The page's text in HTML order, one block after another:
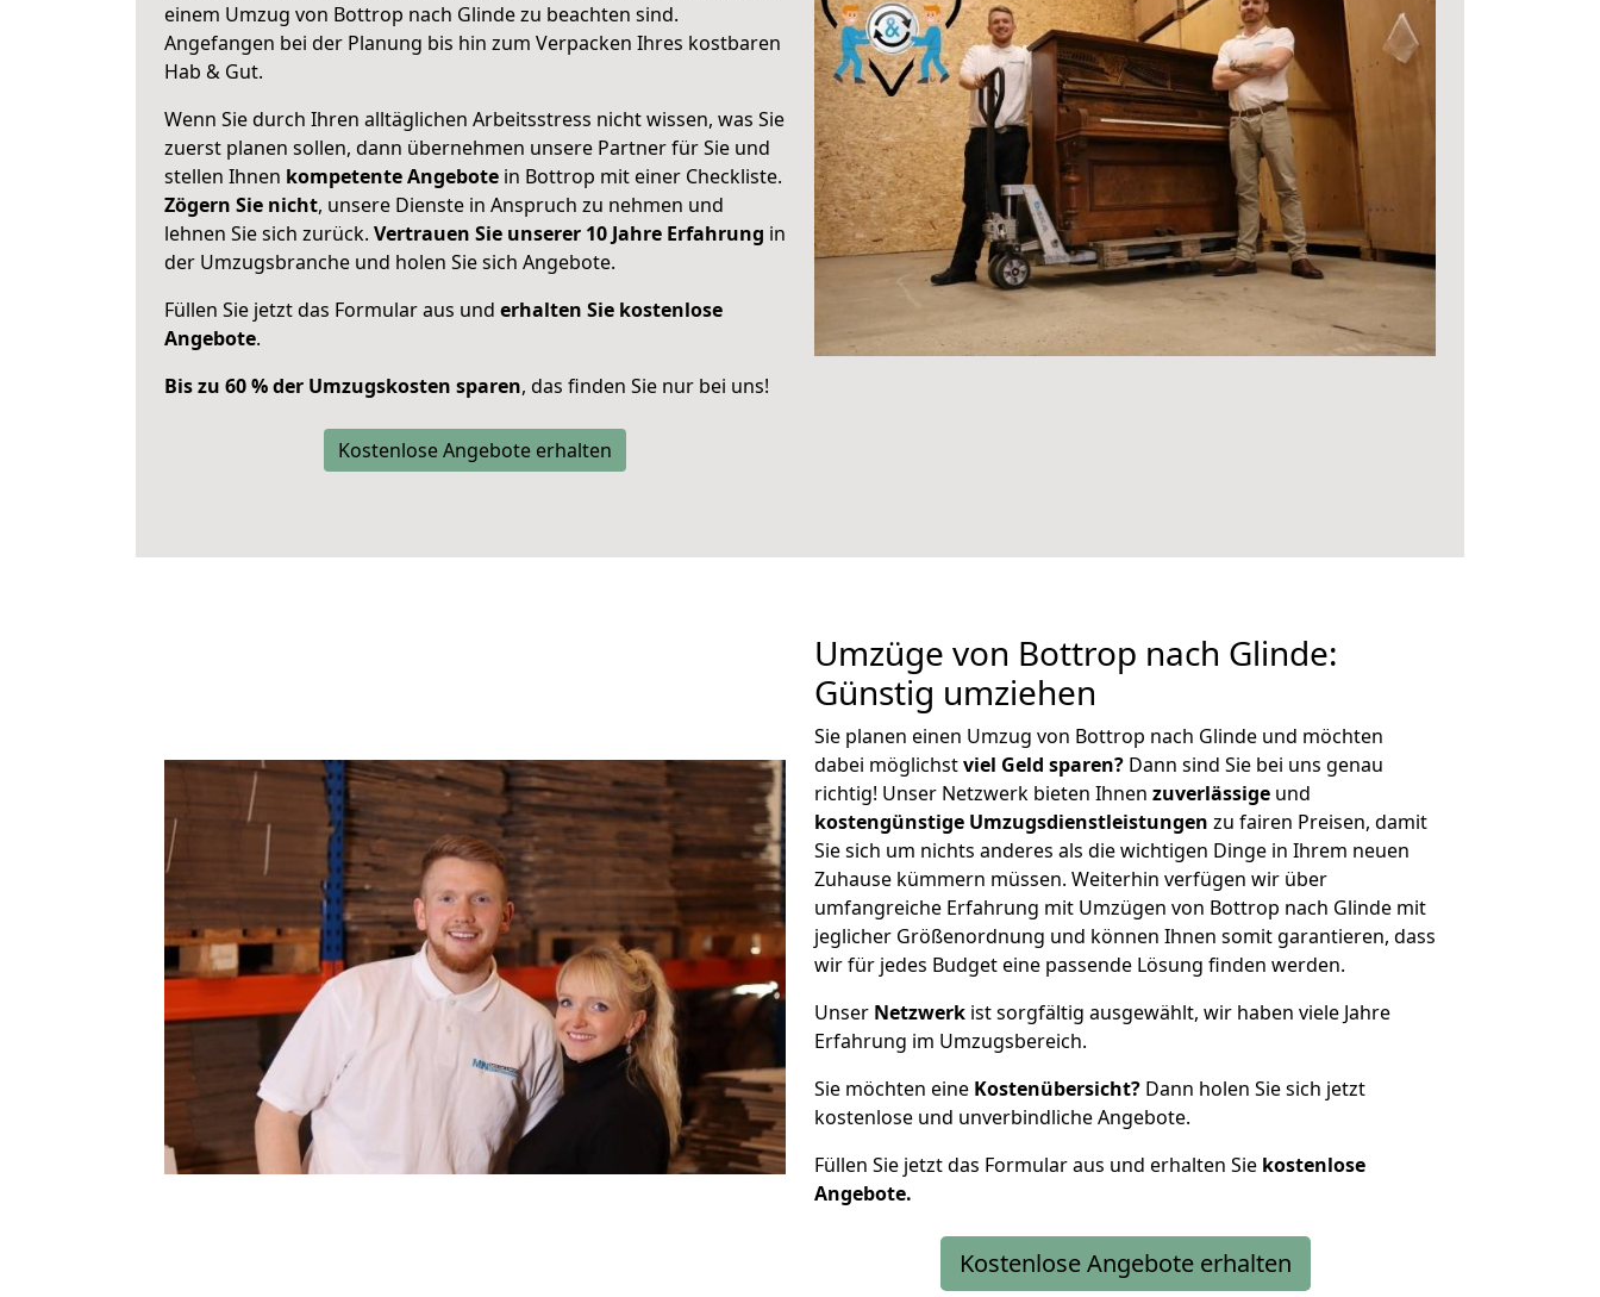
einem Umzug von Bottrop nach Glinde zu beachten sind.
Angefangen bei der Planung bis hin zum Verpacken Ihres kostbaren
Hab & Gut.
Wenn Sie durch Ihren alltäglichen Arbeitsstress nicht wissen, was Sie
zuerst planen sollen, dann übernehmen unsere Partner für Sie und
stellen Ihnen kompetente Angebote in Bottrop mit einer Checkliste.
Zögern Sie nicht, unsere Dienste in Anspruch zu nehmen und
lehnen Sie sich zurück. Vertrauen Sie unserer 10 Jahre Erfahrung in
der Umzugsbranche und holen Sie sich Angebote.
Füllen Sie jetzt das Formular aus und erhalten Sie kostenlose
Angebote.
Bis zu 60 % der Umzugskosten sparen, das finden Sie nur bei uns!
Kostenlose Angebote erhalten
Umzüge von Bottrop nach Glinde:
Günstig umziehen
Sie planen einen Umzug von Bottrop nach Glinde und möchten
dabei möglichstviel Geld sparen? Dann sind Sie bei uns genau
richtig! Unser Netzwerk bieten Ihnen zuverlässige und
kostengünstige Umzugsdienstleistungen zu fairen Preisen, damit
Sie sich um nichts anderes als die wichtigen Dinge in Ihrem neuen
Zuhause kümmern müssen. Weiterhin verfügen wir über
umfangreiche Erfahrung mit Umzügen von Bottrop nach Glinde mit
jeglicher Größenordnung und können Ihnen somit garantieren, dass
wir für jedes Budget eine passende Lösung finden werden.
Unser Netzwerk ist sorgfältig ausgewählt, wir haben viele Jahre
Erfahrung im Umzugsbereich.
Sie möchten eine Kostenübersicht? Dann holen Sie sich jetzt
kostenlose und unverbindliche Angebote.
Füllen Sie jetzt das Formular aus und erhalten Sie kostenlose
Angebote.
Kostenlose Angebote erhalten